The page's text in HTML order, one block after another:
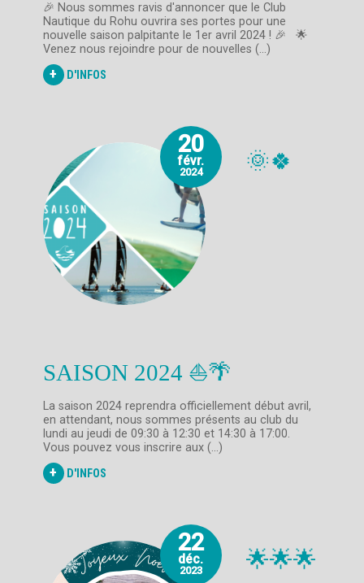
🎉 Nous sommes ravis d'annoncer que le Club
Nautique du Rohu ouvrira ses portes pour une
nouvelle saison palpitante le 1er avril 2024 ! 🎉 🌟
Venez nous rejoindre pour de nouvelles (...)
+ D'INFOS
20
févr.
2024 🌞🍀
SAISON 2024 ⛵🌴
La saison 2024 reprendra officiellement début avril,
en attendant, nous sommes présents au club du
lundi au jeudi de 09:30 à 12:30 et 14:30 à 17:00.
Vous pouvez vous inscrire aux (...)
+ D'INFOS
22
déc.
2023 🌟🌟🌟